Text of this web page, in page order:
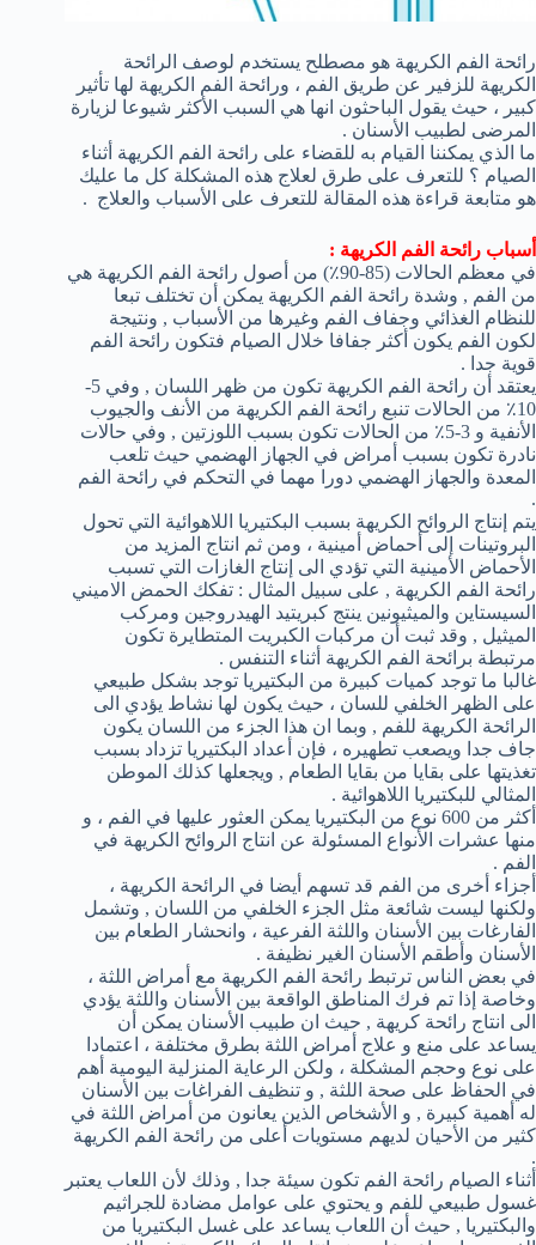
رائحة الفم الكريهة هو مصطلح يستخدم لوصف الرائحة
الكريهة للزفير عن طريق الفم ، ورائحة الفم الكريهة لها تأثير
كبير ، حيث يقول الباحثون انها هي السبب الأكثر شيوعا لزيارة
المرضى لطبيب الأسنان .
ما الذي يمكننا القيام به للقضاء على رائحة الفم الكريهة أثناء
الصيام ؟ للتعرف على طرق لعلاج هذه المشكلة كل ما عليك
هو متابعة قراءة هذه المقالة للتعرف على الأسباب والعلاج .
أسباب رائحة الفم الكريهة :
في معظم الحالات (85-90٪) من أصول رائحة الفم الكريهة هي
من الفم , وشدة رائحة الفم الكريهة يمكن أن تختلف تبعا
للنظام الغذائي وجفاف الفم وغيرها من الأسباب , ونتيجة
لكون الفم يكون أكثر جفافا خلال الصيام فتكون رائحة الفم
قوية جدا .
يعتقد أن رائحة الفم الكريهة تكون من ظهر اللسان , وفي 5-
10٪ من الحالات تنبع رائحة الفم الكريهة من الأنف والجيوب
الأنفية و 3-5٪ من الحالات تكون بسبب اللوزتين , وفي حالات
نادرة تكون بسبب أمراض في الجهاز الهضمي حيث تلعب
المعدة والجهاز الهضمي دورا مهما في التحكم في رائحة الفم
.
يتم إنتاج الروائح الكريهة بسبب البكتيريا اللاهوائية التي تحول
البروتينات إلى أحماض أمينية ، ومن ثم انتاج المزيد من
الأحماض الأمينية التي تؤدي الى إنتاج الغازات التي تسبب
رائحة الفم الكريهة , على سبيل المثال : تفكك الحمض الاميني
السيستاين والميثيونين ينتج كبريتيد الهيدروجين ومركب
الميثيل , وقد ثبت أن مركبات الكبريت المتطايرة تكون
مرتبطة برائحة الفم الكريهة أثناء التنفس .
غالبا ما توجد كميات كبيرة من البكتيريا توجد بشكل طبيعي
على الظهر الخلفي للسان ، حيث يكون لها نشاط يؤدي الى
الرائحة الكريهة للفم , وبما ان هذا الجزء من اللسان يكون
جاف جدا ويصعب تطهيره ، فإن أعداد البكتيريا تزداد بسبب
تغذيتها على بقايا من بقايا الطعام , ويجعلها كذلك الموطن
المثالي للبكتيريا اللاهوائية .
أكثر من 600 نوع من البكتيريا يمكن العثور عليها في الفم ، و
منها عشرات الأنواع المسئولة عن انتاج الروائح الكريهة في
الفم .
أجزاء أخرى من الفم قد تسهم أيضا في الرائحة الكريهة ،
ولكنها ليست شائعة مثل الجزء الخلفي من اللسان , وتشمل
الفارغات بين الأسنان واللثة الفرعية ، وانحشار الطعام بين
الأسنان وأطقم الأسنان الغير نظيفة .
في بعض الناس ترتبط رائحة الفم الكريهة مع أمراض اللثة ،
وخاصة إذا تم فرك المناطق الواقعة بين الأسنان واللثة يؤدي
الى انتاج رائحة كريهة , حيث ان طبيب الأسنان يمكن أن
يساعد على منع و علاج أمراض اللثة بطرق مختلفة ، اعتمادا
على نوع وحجم المشكلة ، ولكن الرعاية المنزلية اليومية أهم
في الحفاظ على صحة اللثة , و تنظيف الفراغات بين الأسنان
له أهمية كبيرة , و الأشخاص الذين يعانون من أمراض اللثة في
كثير من الأحيان لديهم مستويات أعلى من رائحة الفم الكريهة
.
أثناء الصيام رائحة الفم تكون سيئة جدا , وذلك لأن اللعاب يعتبر
غسول طبيعي للفم و يحتوي على عوامل مضادة للجراثيم
والبكتيريا , حيث أن اللعاب يساعد على غسل البكتيريا من